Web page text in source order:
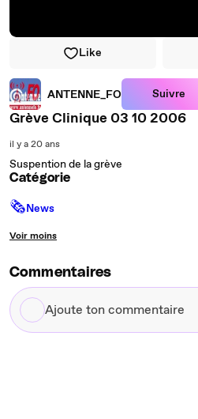
Like
ANTENNE_FO Suivre
Grève Clinique 03 10 2006
il y a 20 ans
Suspention de la grève
Catégorie
🗞News
Voir moins
Commentaires
Ajoute
ton